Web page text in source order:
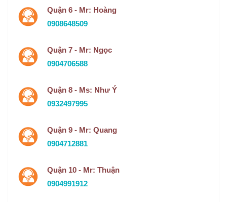
Quận 6 - Mr: Hoàng
0908648509
Quận 7 - Mr: Ngọc
0904706588
Quận 8 - Ms: Như Ý
0932497995
Quận 9 - Mr: Quang
0904712881
Quận 10 - Mr: Thuận
0904991912